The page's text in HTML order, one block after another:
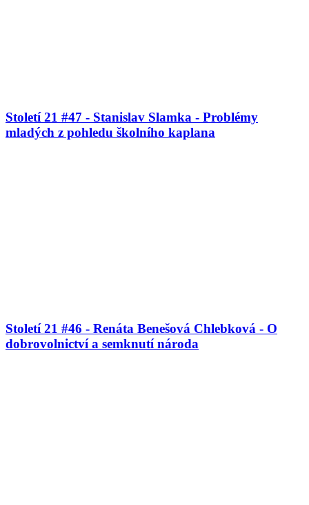
Století 21 #47 - Stanislav Slamka - Problémy
mladých z pohledu školního kaplana
Století 21 #46 - Renáta Benešová Chlebková - O
dobrovolnictví a semknutí národa